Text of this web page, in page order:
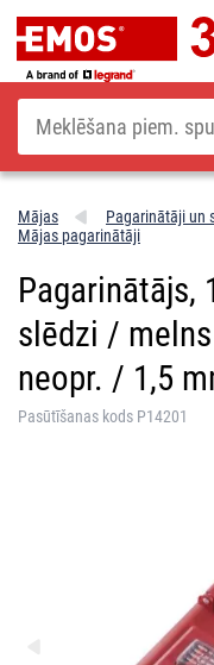
Meklēšana
Mājas
Pagarinātāji un
Mājas pagarinātāji
slēdzi /
neopr. / 1,5
Pasūtīšanas kods P14201